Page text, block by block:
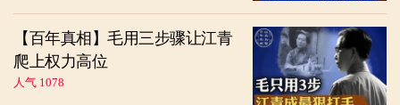
【百年真相】毛用三步骤让江青
爬上权力高位
人气 1078